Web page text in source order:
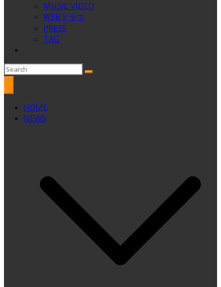
MUSIC VIDEO
WEBドラマ
PRESS
TAG
HOME
NEWS